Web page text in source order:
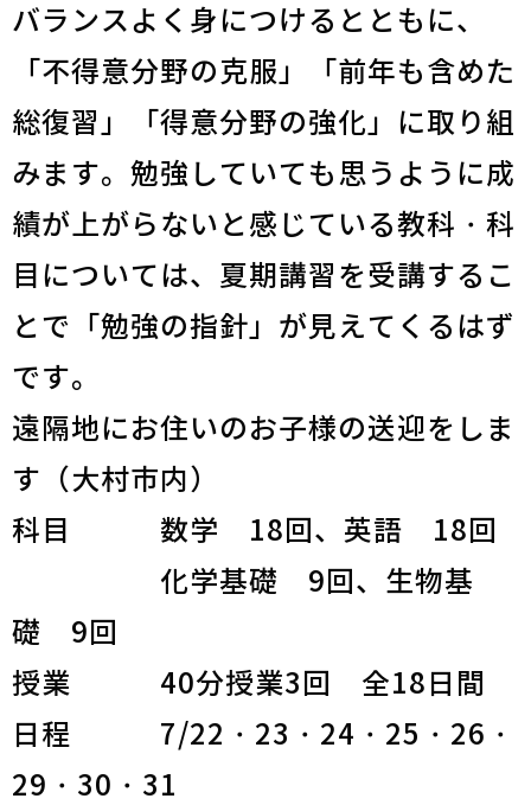
バランスよく身につけるとともに、
「不得意分野の克服」「前年も含めた
総復習」「得意分野の強化」に取り組
みます。勉強していても思うように成
績が上がらないと感じている教科・科
目については、夏期講習を受講するこ
とで「勉強の指針」が見えてくるはず
です。
遠隔地にお住いのお子様の送迎をしま
す（大村市内）
科目 数学 18回、英語 18回
化学基礎 9回、生物基
礎 9回
授業 40分授業3回 全18日間
日程 7/22・23・24・25・26・
29・30・31